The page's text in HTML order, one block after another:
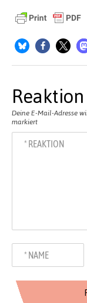
Deine E-Mail-Adresse
markiert